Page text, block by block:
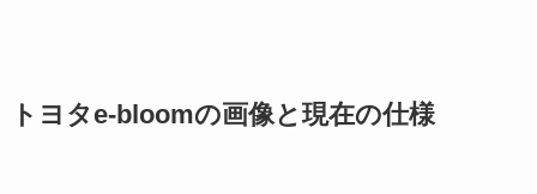
トヨタe-bloomの画像と現在の仕様